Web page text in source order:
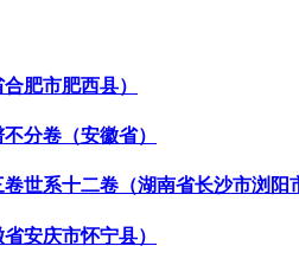
肥市肥西县）
分卷（安徽省）
世系十二卷（湖南省长沙市浏阳
安庆市怀宁县）